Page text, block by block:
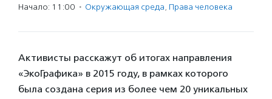
Начало: 11:00 · Окружающая среда, Права человека
Активисты расскажут об итогах направления
«ЭкоГрафика» в 2015 году, в рамках которого
была создана серия из более чем 20 уникальных